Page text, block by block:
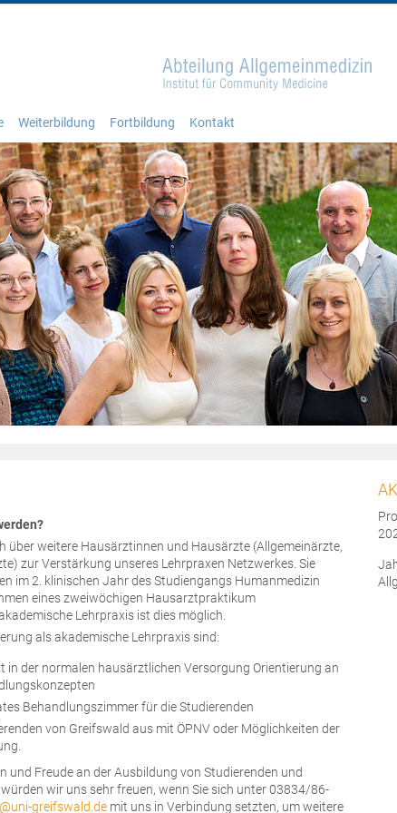
Weiterbildung Fortbildung Kontakt
über weitere Hausärztinnen und Hausärzte (Allgemeinärzte,
zur Verstärkung unseres Lehrpraxen Netzwerkes. Sie
im 2. klinischen Jahr des Studiengangs Humanmedizin
eines zweiwöchigen Hausarztpraktikum
Lehrpraxis ist dies möglich.
als akademische Lehrpraxis sind:
der normalen hausärztlichen Versorgung Orientierung an
Behandlungszimmer für die Studierenden
von Greifswald aus mit ÖPNV oder Möglichkeiten der
und Freude an der Ausbildung von Studierenden und
wir uns sehr freuen, wenn Sie sich unter 03834/86-
@uni-greifswald.demit uns in Verbindung setzten, um weitere